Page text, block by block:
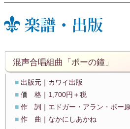
混声合唱組曲「ポーの鐘」
■ 出版元｜カワイ出版
■ 価 格｜1,700円＋税
■ 作 詞｜エドガー・アラン・ポ
■ 作 曲｜なかにしあかね